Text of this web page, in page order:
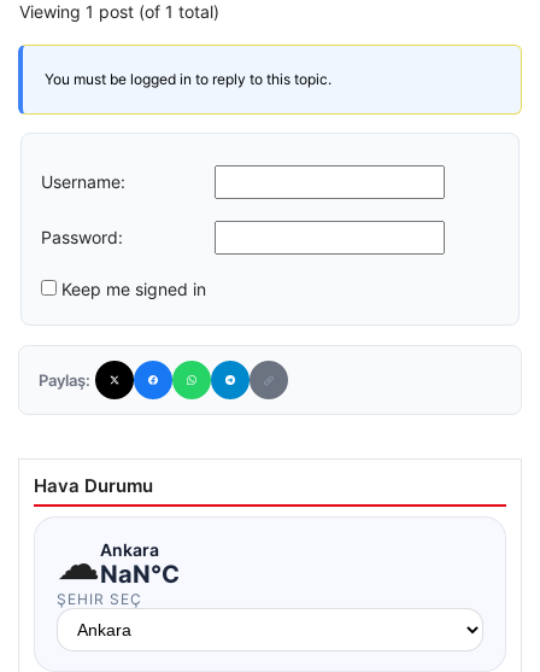
Viewing 1 post (of 1 total)
You must be logged in to reply to this topic.
Username:
Password:
Keep me signed in
Paylaş:
Hava Durumu
☁Ankara
NaN°C
ŞEHIR SEÇ